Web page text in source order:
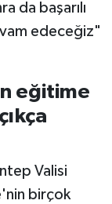
da başarılı
edeceğiz"
eğitime
Valisi
birçok